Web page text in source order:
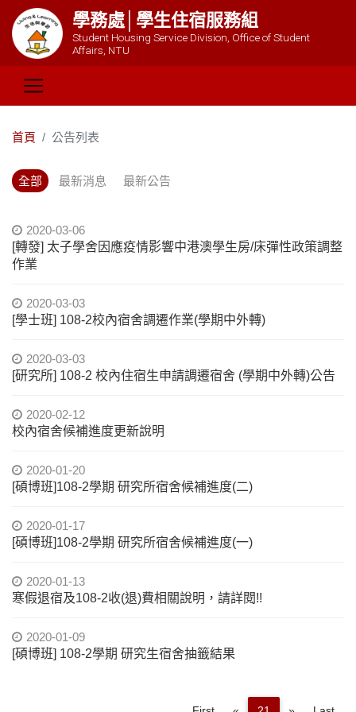
學務處│學生住宿服務組
Student Housing Service Division, Office of Student
Affairs, NTU
首頁 公告列表
全部 最新消息 最新公告
2020-03-06
[轉發] 太子學舍因應疫情影響中港澳學生房/床彈性政策調整
作業
2020-03-03
[學士班] 108-2校內宿舍調遷作業(學期中外轉)
2020-03-03
[研究所] 108-2 校內住宿生申請調遷宿舍 (學期中外轉)公告
2020-02-12
校內宿舍候補進度更新說明
2020-01-20
[碩博班]108-2學期 研究所宿舍候補進度(二)
2020-01-17
[碩博班]108-2學期 研究所宿舍候補進度(一)
2020-01-13
寒假退宿及108-2收(退)費相關說明，請詳閱!!
2020-01-09
[碩博班] 108-2學期 研究生宿舍抽籤結果